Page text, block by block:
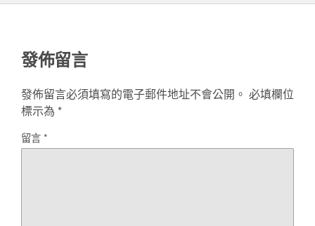
發佈留言
發佈留言必須填寫的電子郵件地址不會公開。 必填欄位
標示為 *
留言*